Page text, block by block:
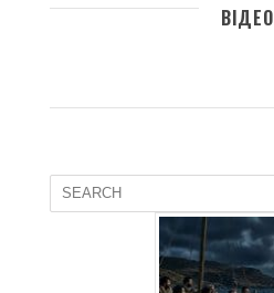
ВІДЕО